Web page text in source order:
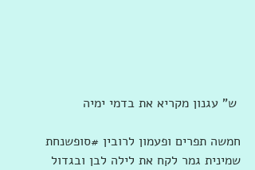
חמשה תפרים ופעמון לרובין ‫#‏סופשנחת‬
שמינית גמר לקח את לילה לבן ובגדול